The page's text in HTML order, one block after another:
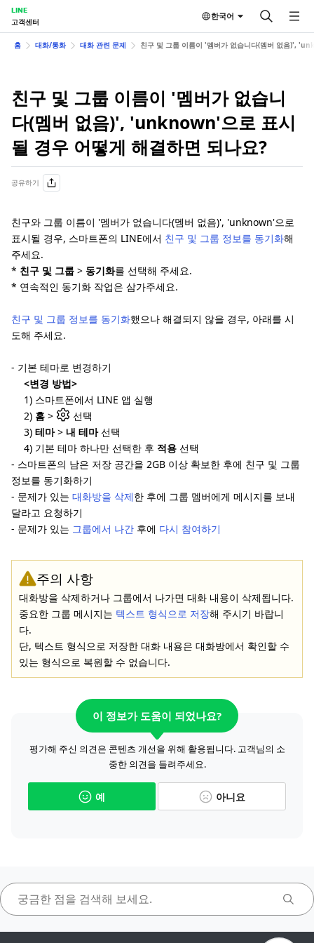
LINE
고객센터
한국어
홈 대화/통화 대화 관련 문제 친구 및 그룹 이름이 '멤버가 없습니다(멤버 없음)',
친구 및 그룹 이름이 '멤버가 없습니
다(멤버 없음)', 'unknown'으로 표시
될 경우 어떻게 해결하면 되나요?
공유하기
친구와 그룹 이름이 '멤버가 없습니다(멤버 없음)', 'unknown'으로
표시될 경우, 스마트폰의 LINE에서 친구 및 그룹 정보를 동기화해
주세요.
* 친구 및 그룹 > 동기화를 선택해 주세요.
* 연속적인 동기화 작업은 삼가주세요.
친구 및 그룹 정보를 동기화했으나 해결되지 않을 경우, 아래를 시
도해 주세요.
- 기본 테마로 변경하기
<변경 방법>
1) 스마트폰에서 LINE 앱 실행
2) 홈 >
선택
3) 테마> 내 테마선택
4) 기본 테마 하나만 선택한 후 적용 선택
- 스마트폰의 남은 저장 공간을 2GB 이상 확보한 후에 친구 및 그룹
정보를 동기화하기
- 문제가 있는 대화방을 삭제한 후에 그룹 멤버에게 메시지를 보내
달라고 요청하기
- 문제가 있는 그룹에서 나간 후에 다시 참여하기
주의 사항
대화방을 삭제하거나 그룹에서 나가면 대화 내용이 삭제됩니다.
중요한 그룹 메시지는 텍스트 형식으로 저장해 주시기 바랍니
다.
단, 텍스트 형식으로 저장한 대화 내용은 대화방에서 확인할 수
있는 형식으로 복원할 수 없습니다.
이 정보가 도움이 되었나요?
평가해 주신 의견은 콘텐츠 개선을 위해 활용됩니다. 고객님의 소
중한 의견을 들려주세요.
예 아니요